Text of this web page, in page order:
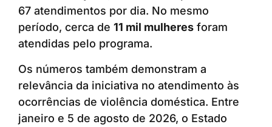
67 atendimentos por dia. No mesmo
período, cerca de 11 mil mulheres foram
atendidas pelo programa.
Os números também demonstram a
relevância da iniciativa no atendimento às
ocorrências de violência doméstica. Entre
janeiro e 5 de agosto de 2026, o Estado